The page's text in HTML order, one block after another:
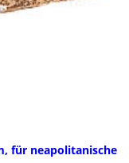
für neapolitanische